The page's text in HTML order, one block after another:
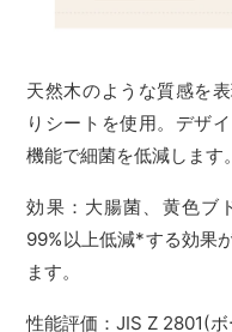
天然木のような質感を
りシートを使用。デザ
機能で細菌を低減します。
効果：大腸菌、黄色ブ
99%以上低減*する効果
ます。
性能評価：JIS Z 2801(